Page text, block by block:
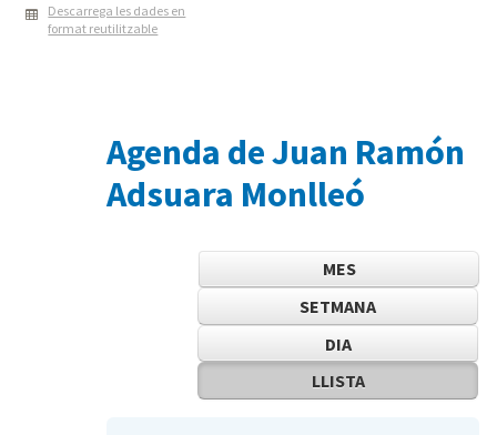
Descarrega les dades en
format reutilitzable
Agenda de Juan Ramón
Adsuara Monlleó
MES
SETMANA
DIA
LLISTA